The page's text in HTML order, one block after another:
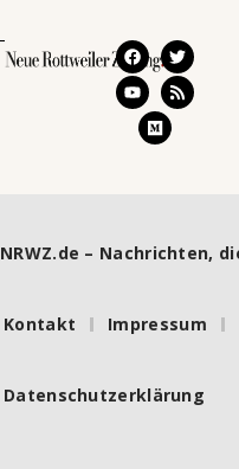
NRWZ.de – Nachrichten,
Kontakt Impressum
Datenschutzerklärung